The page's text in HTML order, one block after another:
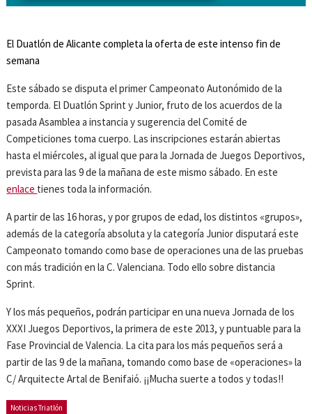
El Duatlón de Alicante completa la oferta de este intenso fin de
semana
Este sábado se disputa el primer Campeonato Autonómido de la
temporda. El Duatlón Sprint y Junior, fruto de los acuerdos de la
pasada Asamblea a instancia y sugerencia del Comité de
Competiciones toma cuerpo. Las inscripciones estarán abiertas
hasta el miércoles, al igual que para la Jornada de Juegos Deportivos,
prevista para las 9 de la mañana de este mismo sábado. En este
enlace tienes toda la información.
A partir de las 16 horas, y por grupos de edad, los distintos «grupos»,
además de la categoría absoluta y la categoría Junior disputará este
Campeonato tomando como base de operaciones una de las pruebas
con más tradición en la C. Valenciana. Todo ello sobre distancia
Sprint.
Y los más pequeños, podrán participar en una nueva Jornada de los
XXXI Juegos Deportivos, la primera de este 2013, y puntuable para la
Fase Provincial de Valencia. La cita para los más pequeños será a
partir de las 9 de la mañana, tomando como base de «operaciones» la
C/ Arquitecte Artal de Benifaió. ¡¡Mucha suerte a todos y todas!!
Noticias Triatlón